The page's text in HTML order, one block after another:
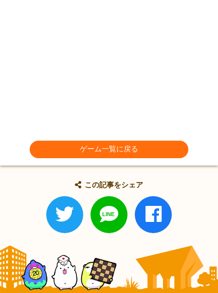
ゲーム一覧に戻る
この記事をシェア